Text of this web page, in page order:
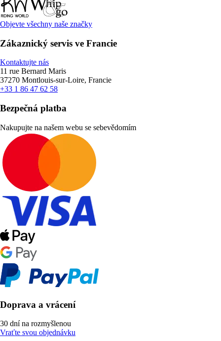
Objevte všechny naše značky
Zákaznický servis ve Francie
Kontaktujte nás
11 rue Bernard Maris
37270 Montlouis-sur-Loire, Francie
+33 1 86 47 62 58
Bezpečná platba
Nakupujte na našem webu se sebevědomím
Doprava a vrácení
30 dní na rozmyšlenou
Vraťte svou objednávku